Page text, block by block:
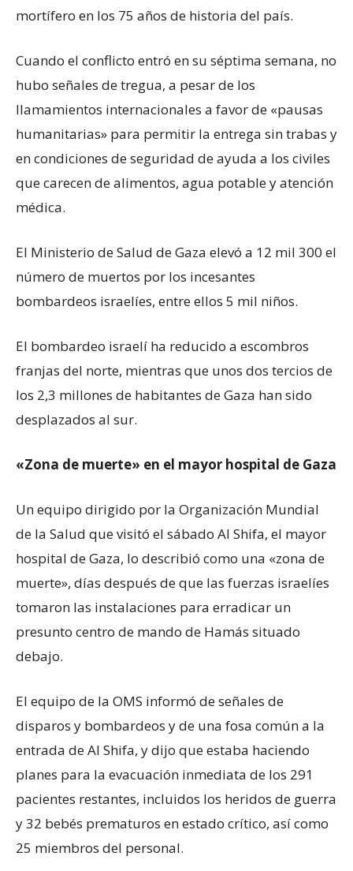
mortífero en los 75 años de historia del país.
Cuando el conflicto entró en su séptima semana, no
hubo señales de tregua, a pesar de los
llamamientos internacionales a favor de «pausas
humanitarias» para permitir la entrega sin trabas y
en condiciones de seguridad de ayuda a los civiles
que carecen de alimentos, agua potable y atención
médica.
El Ministerio de Salud de Gaza elevó a 12 mil 300 el
número de muertos por los incesantes
bombardeos israelíes, entre ellos 5 mil niños.
El bombardeo israelí ha reducido a escombros
franjas del norte, mientras que unos dos tercios de
los 2,3 millones de habitantes de Gaza han sido
desplazados al sur.
«Zona de muerte» en el mayor hospital de Gaza
Un equipo dirigido por la Organización Mundial
de la Salud que visitó el sábado Al Shifa, el mayor
hospital de Gaza, lo describió como una «zona de
muerte», días después de que las fuerzas israelíes
tomaron las instalaciones para erradicar un
presunto centro de mando de Hamás situado
debajo.
El equipo de la OMS informó de señales de
disparos y bombardeos y de una fosa común a la
entrada de Al Shifa, y dijo que estaba haciendo
planes para la evacuación inmediata de los 291
pacientes restantes, incluidos los heridos de guerra
y 32 bebés prematuros en estado crítico, así como
25 miembros del personal.